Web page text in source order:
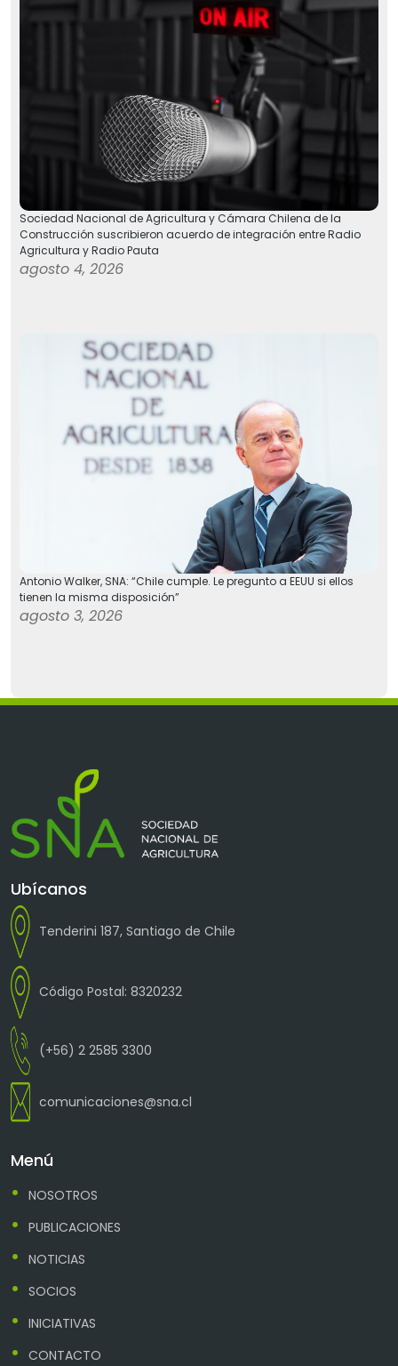
Sociedad Nacional de Agricultura y Cámara Chilena de la
Construcción suscribieron acuerdo de integración entre Radio
Agricultura y Radio Pauta
agosto 4, 2026
Antonio Walker, SNA: “Chile cumple. Le pregunto a EEUU si ellos
tienen la misma disposición”
agosto 3, 2026
Ubícanos
Tenderini 187, Santiago de Chile
Código Postal: 8320232
(+56) 2 2585 3300
comunicaciones@sna.cl
Menú
NOSOTROS
PUBLICACIONES
NOTICIAS
SOCIOS
INICIATIVAS
CONTACTO